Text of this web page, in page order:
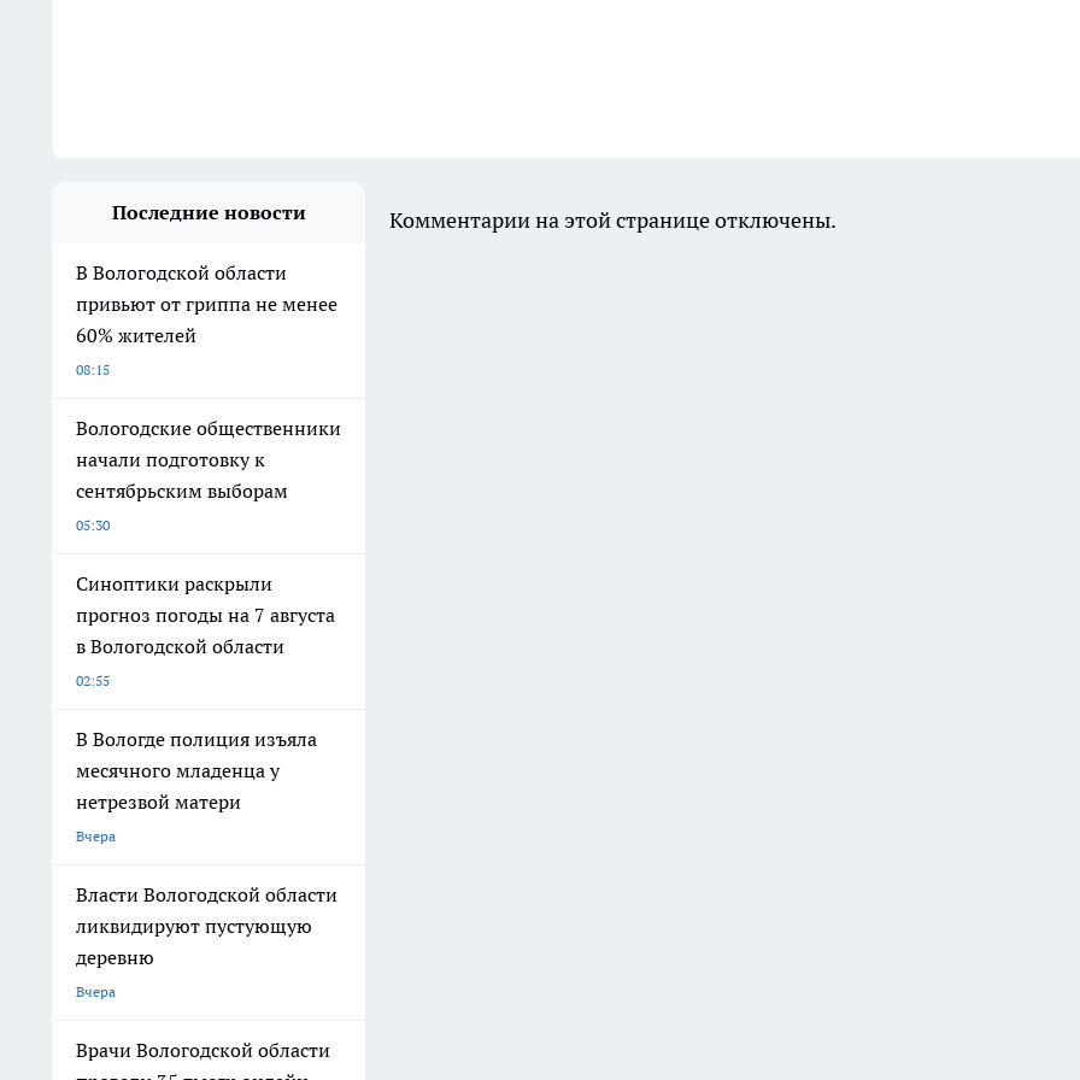
Последние новости
В Вологодской области
привьют от гриппа не менее
60% жителей
08:15
Вологодские общественники
начали подготовку к
сентябрьским выборам
05:30
Синоптики раскрыли
прогноз погоды на 7 августа
в Вологодской области
02:55
В Вологде полиция изъяла
месячного младенца у
нетрезвой матери
Вчера
Власти Вологодской области
ликвидируют пустующую
деревню
Вчера
Врачи Вологодской области
Комментарии на этой странице отключены.